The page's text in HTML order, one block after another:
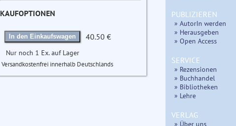
KAUFOPTIONEN
In den Einkaufswagen 40.50 €
Nur noch 1 Ex. auf Lager
Versandkostenfrei innerhalb Deutschlands
PUBLIZIEREN
» AutorIn werden
» Herausgeben
» Open Access
SERVICE
» Rezensionen
» Buchhandel
» Bibliotheken
» Lehre
VERLAG
» Über uns